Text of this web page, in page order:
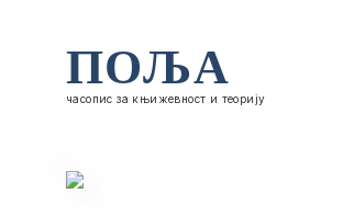
ПОЉА
часопис за књижевност и теорију